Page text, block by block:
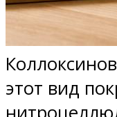
этот вид